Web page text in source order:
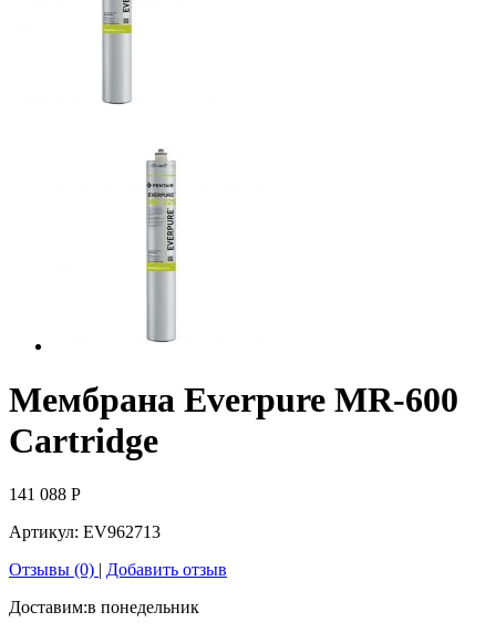
Мембрана Everpure MR-600
Cartridge
141 088 Р
Артикул: EV962713
Отзывы (0) | Добавить отзыв
Доставим:в понедельник